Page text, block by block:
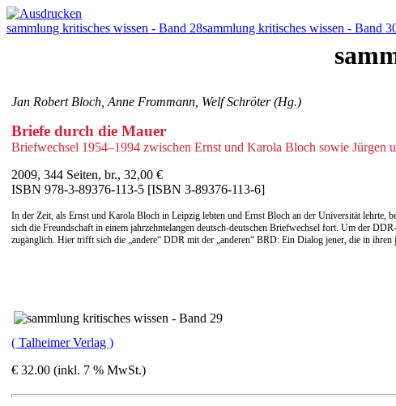
sammlung kritisches wissen - Band 28sammlung kritisches wissen - Band
Jan Robert Bloch, Anne Frommann, Welf Schröter (Hg.)
Briefe durch die Mauer
Briefwechsel 1954–1994 zwischen Ernst und Karola Bloch sowie Jürgen
2009, 344 Seiten, br., 32,00 €
ISBN 978-3-89376-113-5 [ISBN 3-89376-113-6]
In der Zeit, als Ernst und Karola Bloch in Leipzig lebten und Ernst Bloch an der Universität lehrte,
sich die Freundschaft in einem jahrzehntelangen deutsch-deutschen Briefwechsel fort. Um der
zugänglich. Hier trifft sich die „andere“ DDR mit der „anderen“ BRD: Ein Dialog jener, die in
( Talheimer Verlag )
€ 32.00 (inkl. 7 % MwSt.)